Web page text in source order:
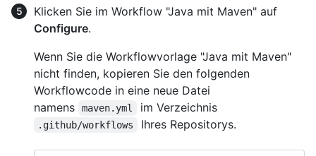
Klicken Sie im Workflow "Java mit Maven" auf
Configure.
Wenn Sie die Workflowvorlage "Java mit Maven"
nicht finden, kopieren Sie den folgenden
Workflowcode in eine neue Datei
namens
maven.yml im Verzeichnis
.github/workflows Ihres Repositorys.